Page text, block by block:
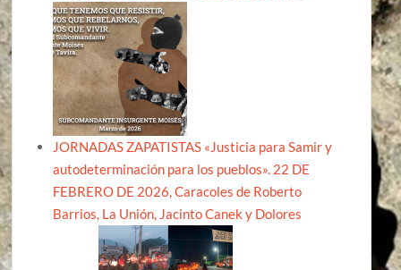
JORNADAS ZAPATISTAS «Justicia para Samir y
autodeterminación para los pueblos». 22 DE
FEBRERO DE 2026, Caracoles de Roberto
Barrios, La Unión, Jacinto Canek y Dolores